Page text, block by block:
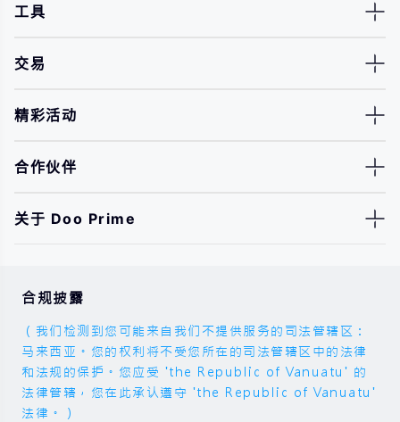
工具
交易
精彩活动
合作伙伴
关于 Doo Prime
合规披露
（我们检测到您可能来自我们不提供服务的司法管辖区：
马来西亚。您的权利将不受您所在的司法管辖区中的法律
和法规的保护。您应受 'the Republic of Vanuatu' 的
法律管辖，您在此承认遵守 'the Republic of Vanuatu'
法律。）